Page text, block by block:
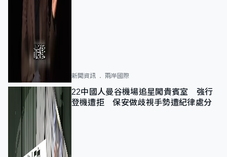
新聞資訊 兩岸國際
22中國人曼谷機場追星闖貴賓室 強行
登機遭拒 保安做歧視手勢遭紀律處分